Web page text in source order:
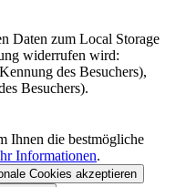
Daten zum Local Storage
widerrufen wird:
des Besuchers),
Besuchers).
Ihnen die bestmögliche
Informationen.
Cookies akzeptieren